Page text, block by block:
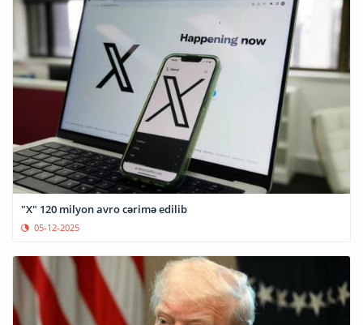
"X" 120 milyon avro cərimə edilib
05-12-2025